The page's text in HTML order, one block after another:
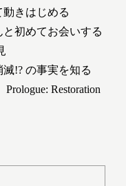
きはじめる
初めてお会いする
!? の事実を知る
Restoration